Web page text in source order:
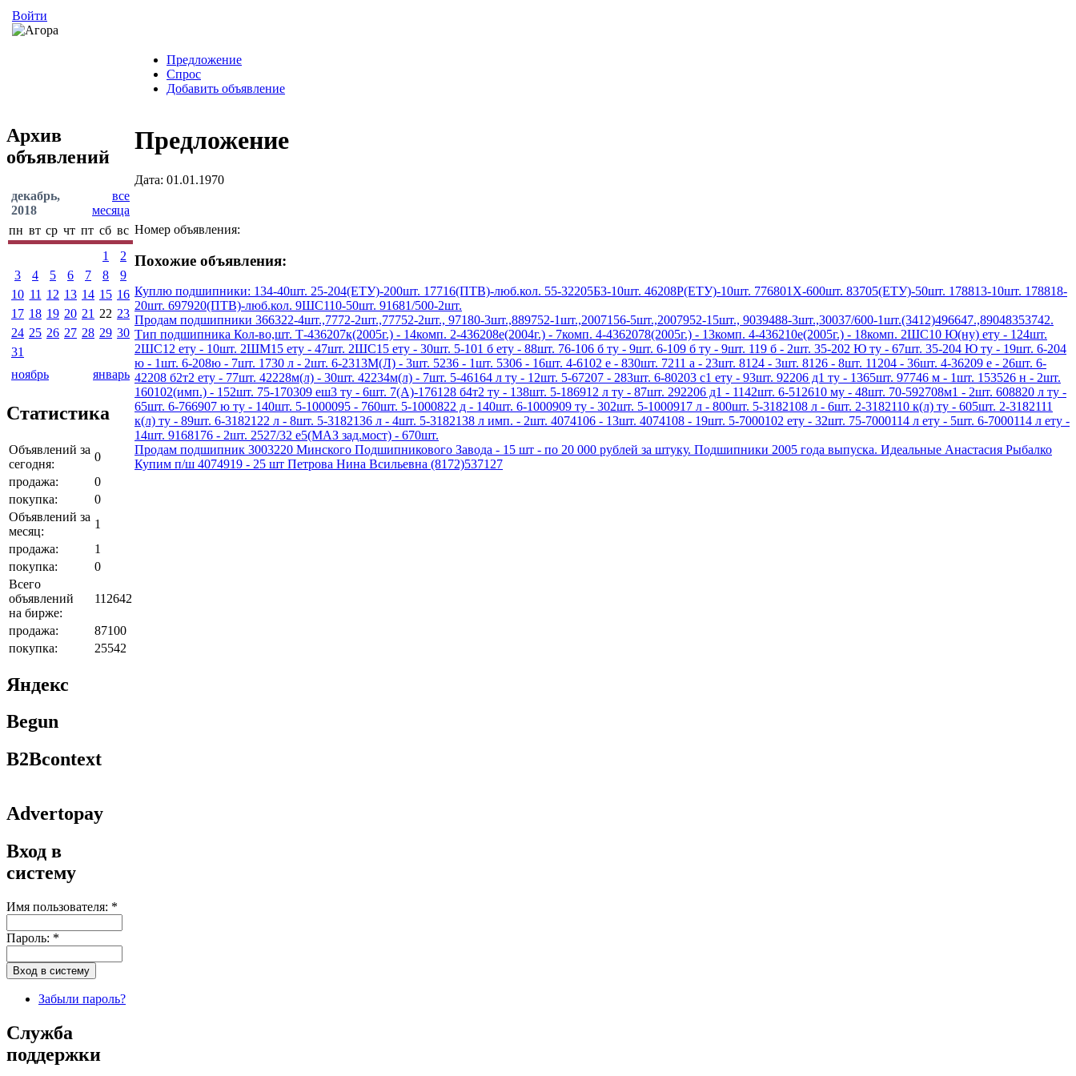
Войти
Предложение
Спрос
Добавить объявление
Архив
объявлений
декабрь,
2018
все
месяца
пн вт ср чт пт сб вс
1
2
3
4 5 6 7 8
9
10 11 12 13 14 15 16
17 18 19 20 21 22 23
24 25 26 27 28 29 30
31
ноябрь
январь
Статистика
Объявлений за
сегодня:
0
продажа:
0
покупка:
0
Объявлений за
месяц:
1
продажа:
1
покупка:
0
Всего
объявлений
на бирже:
112642
продажа:
87100
покупка:
25542
Яндекс
Begun
B2Bcontext
Advertopay
Вход в
систему
Имя пользователя: *
Пароль: *
Забыли пароль?
Служба
поддержки
Предложение
Дата: 01.01.1970
Номер объявления:
Похожие объявления:
Куплю подшипники: 134-40шт. 25-204(ЕТУ)-200шт. 17716(ПТВ)-люб.кол. 55-32205Б3-10шт. 46208Р(ЕТУ)-10шт. 776801Х-600шт. 83705(ЕТУ)-50шт. 178813-10шт. 178818-
20шт. 697920(ПТВ)-люб.кол. 9ШС110-50шт. 91681/500-2шт.
Продам подшипники 366322-4шт.,7772-2шт.,77752-2шт., 97180-3шт.,889752-1шт.,2007156-5шт.,2007952-15шт., 9039488-3шт.,30037/600-1шт.(3412)496647.,89048353742.
Тип подшипника Кол-во,шт. Т-436207к(2005г.) - 14комп. 2-436208е(2004г.) - 7комп. 4-4362078(2005г.) - 13комп. 4-436210е(2005г.) - 18комп. 2ШС10 Ю(ну) ету - 124шт.
2ШС12 ету - 10шт. 2ШМ15 ету - 47шт. 2ШС15 ету - 30шт. 5-101 б ету - 88шт. 76-106 б ту - 9шт. 6-109 б ту - 9шт. 119 б - 2шт. 35-202 Ю ту - 67шт. 35-204 Ю ту - 19шт. 6-204
ю - 1шт. 6-208ю - 7шт. 1730 л - 2шт. 6-2313М(Л) - 3шт. 5236 - 1шт. 5306 - 16шт. 4-6102 е - 830шт. 7211 а - 23шт. 8124 - 3шт. 8126 - 8шт. 11204 - 36шт. 4-36209 е - 26шт. 6-
42208 б2т2 ету - 77шт. 42228м(л) - 30шт. 42234м(л) - 7шт. 5-46164 л ту - 12шт. 5-67207 - 283шт. 6-80203 с1 ету - 93шт. 92206 д1 ту - 1365шт. 97746 м - 1шт. 153526 н - 2шт.
160102(имп.) - 152шт. 75-170309 еш3 ту - 6шт. 7(А)-176128 б4т2 ту - 138шт. 5-186912 л ту - 87шт. 292206 д1 - 1142шт. 6-512610 му - 48шт. 70-592708м1 - 2шт. 608820 л ту -
65шт. 6-766907 ю ту - 140шт. 5-1000095 - 760шт. 5-1000822 д - 140шт. 6-1000909 ту - 302шт. 5-1000917 л - 800шт. 5-3182108 л - 6шт. 2-3182110 к(л) ту - 605шт. 2-3182111
к(л) ту - 89шт. 6-3182122 л - 8шт. 5-3182136 л - 4шт. 5-3182138 л имп. - 2шт. 4074106 - 13шт. 4074108 - 19шт. 5-7000102 ету - 32шт. 75-7000114 л ету - 5шт. 6-7000114 л ету -
14шт. 9168176 - 2шт. 2527/32 е5(МАЗ зад.мост) - 670шт.
Продам подшипник 3003220 Минского Подшипникового Завода - 15 шт - по 20 000 рублей за штуку. Подшипники 2005 года выпуска. Идеальные Анастасия Рыбалко
Купим п/ш 4074919 - 25 шт Петрова Нина Всильевна (8172)537127